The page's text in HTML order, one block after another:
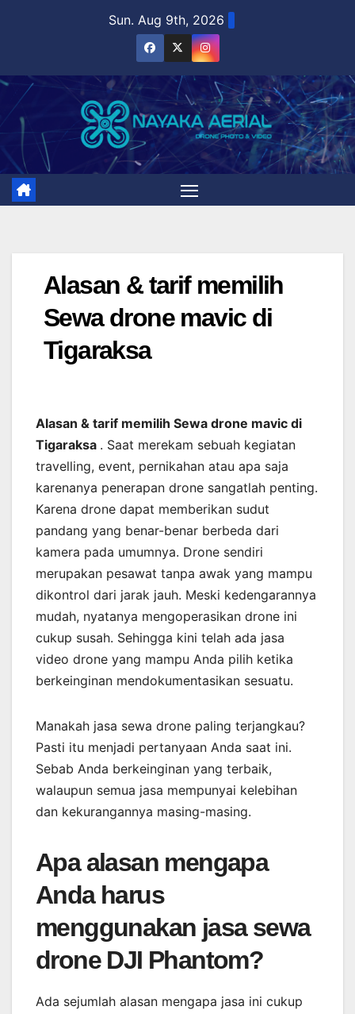
Sun. Aug 9th, 2026
Alasan & tarif memilih
Sewa drone mavic di
Tigaraksa
Alasan & tarif memilih Sewa drone mavic di
Tigaraksa . Saat merekam sebuah kegiatan
travelling, event, pernikahan atau apa saja
karenanya penerapan drone sangatlah penting.
Karena drone dapat memberikan sudut
pandang yang benar-benar berbeda dari
kamera pada umumnya. Drone sendiri
merupakan pesawat tanpa awak yang mampu
dikontrol dari jarak jauh. Meski kedengarannya
mudah, nyatanya mengoperasikan drone ini
cukup susah. Sehingga kini telah ada jasa
video drone yang mampu Anda pilih ketika
berkeinginan mendokumentasikan sesuatu.
Manakah jasa sewa drone paling terjangkau?
Pasti itu menjadi pertanyaan Anda saat ini.
Sebab Anda berkeinginan yang terbaik,
walaupun semua jasa mempunyai kelebihan
dan kekurangannya masing-masing.
Apa alasan mengapa
Anda harus
menggunakan jasa sewa
drone DJI Phantom?
Ada sejumlah alasan mengapa jasa ini cukup